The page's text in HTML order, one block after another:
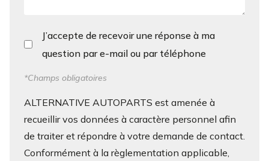
J’accepte de recevoir une réponse à ma
question par e-mail ou par téléphone
*Champs obligatoires
ALTERNATIVE AUTOPARTS est amenée à
recueillir vos données à caractère personnel afin
de traiter et répondre à votre demande de contact.
Conformément à la règlementation applicable,